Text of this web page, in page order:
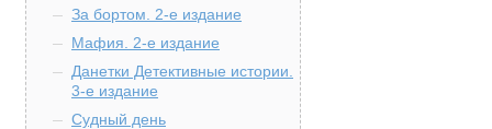
За бортом. 2-е издание
Мафия. 2-е издание
Данетки Детективные истории.
3-е издание
Судный день